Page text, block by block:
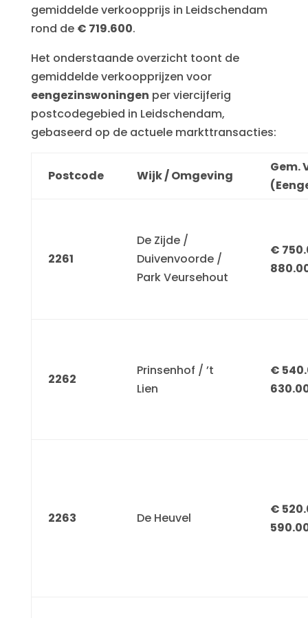
gemiddelde verkoopprijs in Leidschendam
rond de € 719.600.
Het onderstaande overzicht toont de
gemiddelde verkoopprijzen voor
eengezinswoningen per viercijferig
postcodegebied in Leidschendam,
gebaseerd op de actuele markttransacties:
Postcode Wijk / Omgeving
Gem.
2261
De Zijde /
Duivenvoorde /
Park Veursehout
€
2262
Prinsenhof / ’t
Lien
€
2263 De Heuvel
€